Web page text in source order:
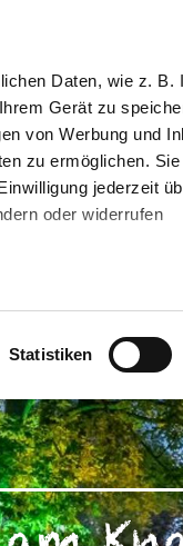
Daten, wie z. B.
Gerät zu
von Werbung und
zu ermöglichen.
jederzeit
oder widerrufen
Merkmalen
zu analysieren.
Daten in
Statistiken
In 8 Tagen